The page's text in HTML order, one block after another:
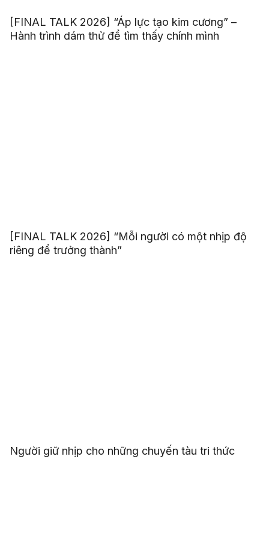
[FINAL TALK 2026] “Áp lực tạo kim cương” –
Hành trình dám thử để tìm thấy chính mình
[FINAL TALK 2026] “Mỗi người có một nhịp độ
riêng để trưởng thành”
Người giữ nhịp cho những chuyến tàu tri thức